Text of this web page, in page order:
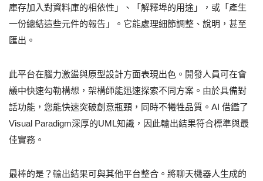
庫存加入對資料庫的相依性」、「解釋埠的用途」，或「產生
一份總結這些元件的報告」。它能處理細節調整、說明，甚至
匯出。
此平台在腦力激盪與原型設計方面表現出色。開發人員可在會
議中快速勾勒構想，架構師能迅速探索不同方案。由於具備對
話功能，您能快速突破創意瓶頸，同時不犧牲品質。AI 借鑑了
Visual Paradigm深厚的UML知識，因此輸出結果符合標準與最
佳實務。
最棒的是？輸出結果可與其他平台整合。將聊天機器人生成的